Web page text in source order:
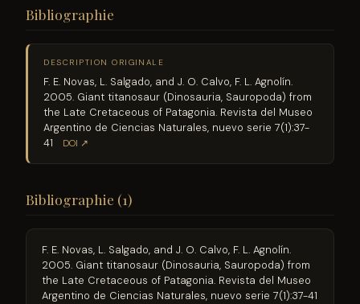
Bibliographie
DESCRIPTION ORIGINALE
F. E. Novas, L. Salgado, and J. O. Calvo, F. L. Agnolín.
2005. Giant titanosaur (Dinosauria, Sauropoda) from
the Late Cretaceous of Patagonia. Revista del Museo
Argentino de Ciencias Naturales, nuevo serie 7(1):37-
41
DOI ↗
Bibliographie (1)
F. E. Novas, L. Salgado, and J. O. Calvo, F. L. Agnolín.
2005. Giant titanosaur (Dinosauria, Sauropoda) from
the Late Cretaceous of Patagonia. Revista del Museo
Argentino de Ciencias Naturales, nuevo serie 7(1):37-41